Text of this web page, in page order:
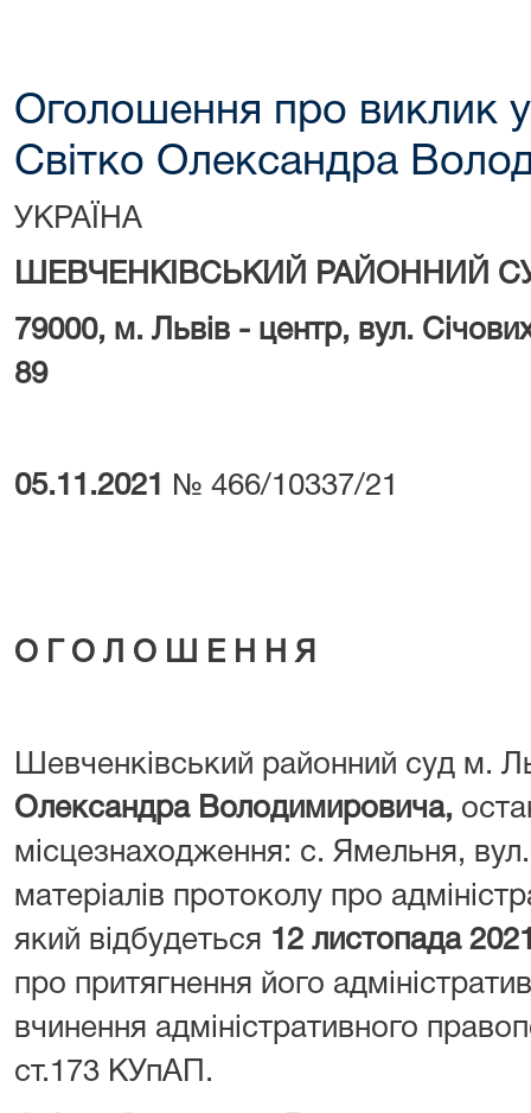
Оголошення про виклик у
Світко Олександра
УКРАЇНА
ШЕВЧЕНКІВСЬКИЙ РАЙОННИЙ
79000, м. Львів - центр, вул.
89
05.11.2021 № 466/10337/21
О Г О Л О Ш Е Н Н Я
Шевченківський районний суд м.
Олександра Володимировича,
місцезнаходження: с. Ямельня,
матеріалів протоколу про
який відбудеться 12 листопада
про притягнення його
вчинення адміністративного
ст.173 КУпАП.